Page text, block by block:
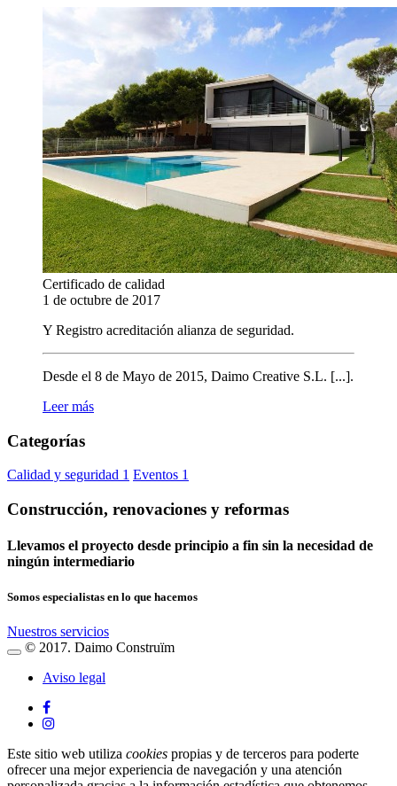
Certificado de calidad
1 de octubre de 2017
Y Registro acreditación alianza de seguridad.
Desde el 8 de Mayo de 2015, Daimo Creative S.L. [...].
Leer más
Categorías
Calidad y seguridad 1 Eventos 1
Construcción, renovaciones y reformas
Llevamos el proyecto desde principio a fin sin la necesidad de
ningún intermediario
Somos especialistas en lo que hacemos
Nuestros servicios
Botón
desplegable
© 2017. Daimo Construïm
Aviso legal
Este sitio web utiliza cookies propias y de terceros para poderte
ofrecer una mejor experiencia de navegación y una atención